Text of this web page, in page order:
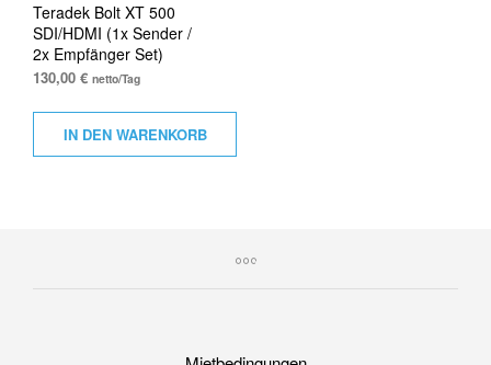
Teradek Bolt XT 500
SDI/HDMI (1x Sender /
2x Empfänger Set)
130,00 € netto/Tag
IN DEN WARENKORB